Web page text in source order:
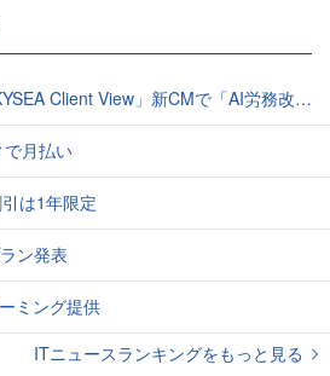
「AI労務改善」をアピール 働き方をAIが分析したら「すぐに休んで」と言われる？
月払い
は1年限定
ン発表
ミング提供
ITニュースランキングをもっと見る